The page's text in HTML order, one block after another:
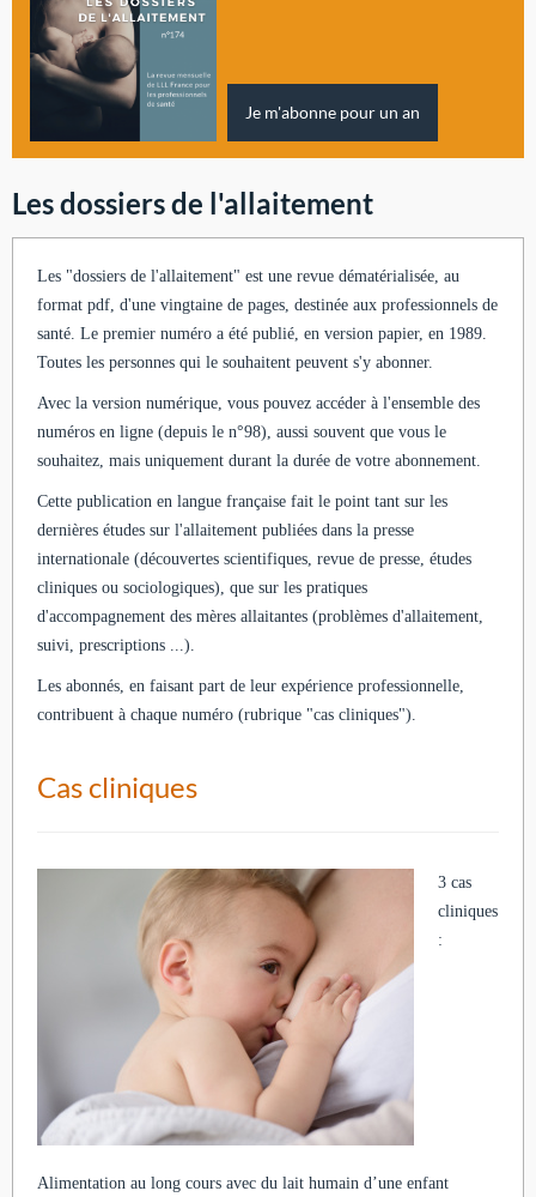
Je m'abonne pour un an
Les dossiers de l'allaitement
Les "dossiers de l'allaitement" est une revue dématérialisée, au
format pdf, d'une vingtaine de pages, destinée aux professionnels de
santé. Le premier numéro a été publié, en version papier, en 1989.
Toutes les personnes qui le souhaitent peuvent s'y abonner.
Avec la version numérique, vous pouvez accéder à l'ensemble des
numéros en ligne (depuis le n°98), aussi souvent que vous le
souhaitez, mais uniquement durant la durée de votre abonnement.
Cette publication en langue française fait le point tant sur les
dernières études sur l'allaitement publiées dans la presse
internationale (découvertes scientifiques, revue de presse, études
cliniques ou sociologiques), que sur les pratiques
d'accompagnement des mères allaitantes (problèmes d'allaitement,
suivi, prescriptions ...).
Les abonnés, en faisant part de leur expérience professionnelle,
contribuent à chaque numéro (rubrique "cas cliniques").
Cas cliniques
3 cas
cliniques
:
Alimentation au long cours avec du lait humain d’une enfant